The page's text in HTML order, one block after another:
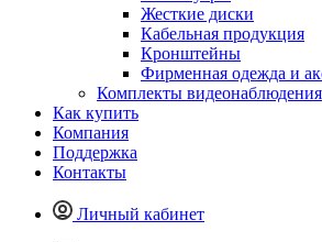
Жесткие диски
Кабельная продукция
Кронштейны
Фирменная одежда и
Комплекты видеонаблюдения
Как купить
Компания
Поддержка
Контакты
Личный кабинет